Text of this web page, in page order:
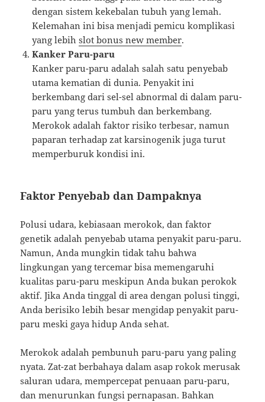
dengan sistem kekebalan tubuh yang lemah.
Kelemahan ini bisa menjadi pemicu komplikasi
yang lebihslot bonus new member.
Kanker Paru-paru
Kanker paru-paru adalah salah satu penyebab
utama kematian di dunia. Penyakit ini
berkembang dari sel-sel abnormal di dalam paru-
paru yang terus tumbuh dan berkembang.
Merokok adalah faktor risiko terbesar, namun
paparan terhadap zat karsinogenik juga turut
memperburuk kondisi ini.
Faktor Penyebab dan Dampaknya
Polusi udara, kebiasaan merokok, dan faktor
genetik adalah penyebab utama penyakit paru-paru.
Namun, Anda mungkin tidak tahu bahwa
lingkungan yang tercemar bisa memengaruhi
kualitas paru-paru meskipun Anda bukan perokok
aktif. Jika Anda tinggal di area dengan polusi tinggi,
Anda berisiko lebih besar mengidap penyakit paru-
paru meski gaya hidup Anda sehat.
Merokok adalah pembunuh paru-paru yang paling
nyata. Zat-zat berbahaya dalam asap rokok merusak
saluran udara, mempercepat penuaan paru-paru,
dan menurunkan fungsi pernapasan. Bahkan